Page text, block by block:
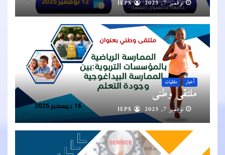
نوفمبر 7, 2025 IEPS
أخبار ملتقيات
ملتقى وطني
نوفمبر 7, 2025